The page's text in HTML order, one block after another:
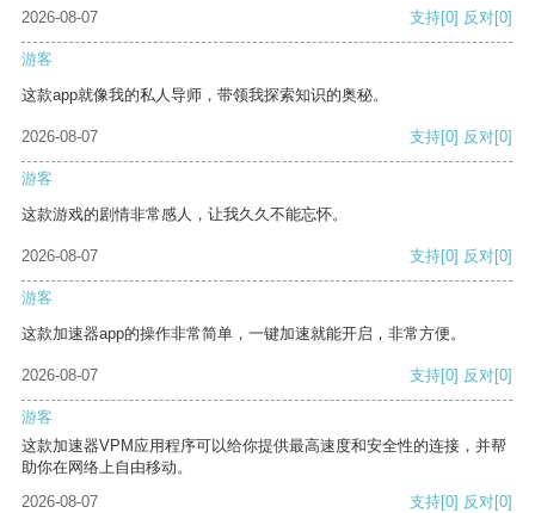
2026-08-07 支持[0] 反对[0]
游客
这款app就像我的私人导师，带领我探索知识的奥秘。
2026-08-07 支持[0] 反对[0]
游客
这款游戏的剧情非常感人，让我久久不能忘怀。
2026-08-07 支持[0] 反对[0]
游客
这款加速器app的操作非常简单，一键加速就能开启，非常方便。
2026-08-07 支持[0] 反对[0]
游客
这款加速器VPM应用程序可以给你提供最高速度和安全性的连接，并帮
助你在网络上自由移动。
2026-08-07
支持[0] 反对[0]